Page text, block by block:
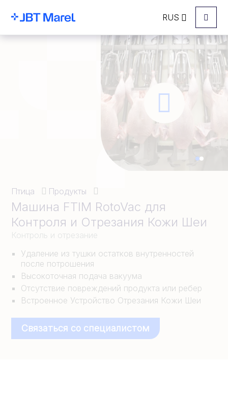
RUS Menu
Птица Продукты
Машина FTIM RotoVac для
Контроля и Отрезания Кожи Шеи
Контроль и отрезание
Удаление из тушки остатков внутренностей
после потрошения
Высокоточная подача вакуума
Отсутствие повреждений продукта или ребер
Встроенное Устройство Oтрезания Кожи Шеи
Связаться со специалистом